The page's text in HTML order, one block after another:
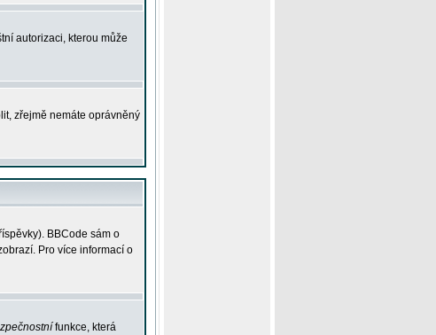
autorizaci, kterou může
zřejmě nemáte oprávněný
BBCode sám o
Pro více informací o
funkce, která